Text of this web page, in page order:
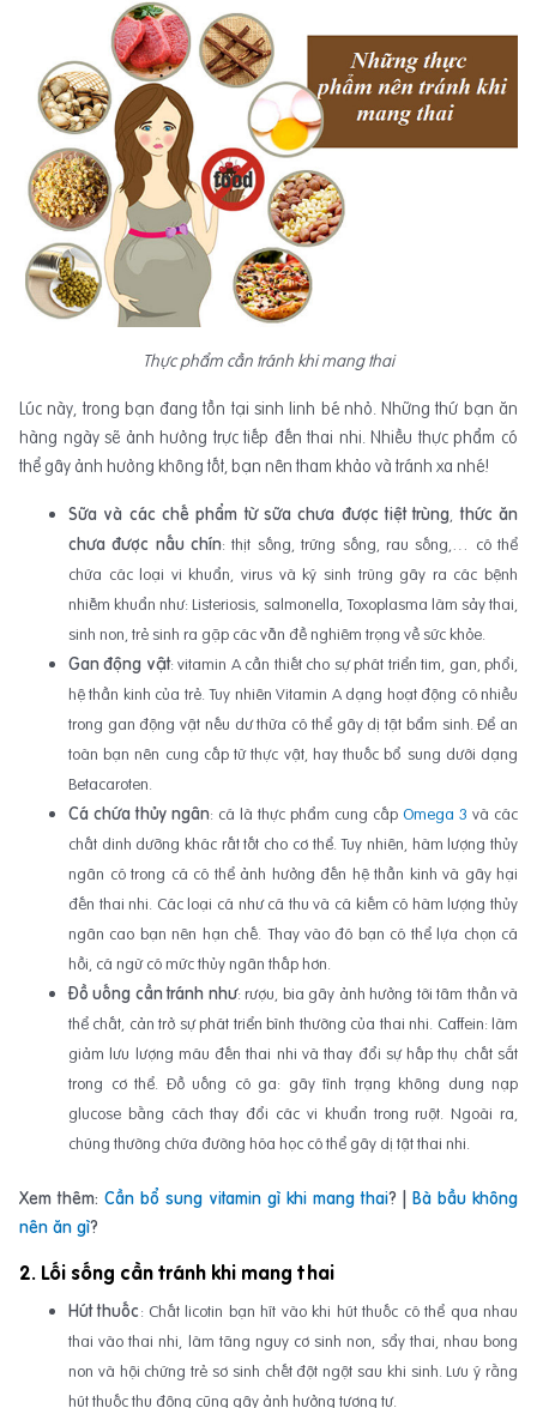
Thực phẩm cần tránh khi mang thai
Lúc này, trong bạn đang tồn tại sinh linh bé nhỏ. Những thứ bạn ăn
hàng ngày sẽ ảnh hưởng trực tiếp đến thai nhi. Nhiều thực phẩm có
thể gây ảnh hưởng không tốt, bạn nên tham khảo và tránh xa nhé!
Sữa và các chế phẩm từ sữa chưa được tiệt trùng,thức ăn
chưa được nấu chín: thịt sống, trứng sống, rau sống,… có thể
chứa các loại vi khuẩn, virus và ký sinh trùng gây ra các bệnh
nhiễm khuẩn như: Listeriosis, salmonella, Toxoplasma làm sảy thai,
sinh non, trẻ sinh ra gặp các vẫn đề nghiêm trọng về sức khỏe.
Gan động vật: vitamin A cần thiết cho sự phát triển tim, gan, phổi,
hệ thần kinh của trẻ. Tuy nhiên Vitamin A dạng hoạt động có nhiều
trong gan động vật nếu dư thừa có thể gây dị tật bẩm sinh. Để an
toàn bạn nên cung cấp từ thực vật, hay thuốc bổ sung dưới dạng
Betacaroten.
Cá chứa thủy ngân: cá là thực phẩm cung cấpOmega 3 và các
chất dinh dưỡng khác rất tốt cho cơ thể. Tuy nhiên, hàm lượng thủy
ngân có trong cá có thể ảnh hưởng đến hệ thần kinh và gây hại
đến thai nhi. Các loại cá như cá thu và cá kiếm có hàm lượng thủy
ngân cao bạn nên hạn chế. Thay vào đó bạn có thể lựa chọn cá
hồi, cá ngừ có mức thủy ngân thấp hơn.
Đồ uống cần tránh như: rượu, bia gây ảnh hưởng tới tâm thần và
thể chất, cản trở sự phát triển bình thường của thai nhi. Caffein: làm
giảm lưu lượng máu đến thai nhi và thay đổi sự hấp thụ chất sắt
trong cơ thể. Đồ uống có ga: gây tình trạng không dung nạp
glucose bằng cách thay đổi các vi khuẩn trong ruột. Ngoài ra,
chúng thường chứa đường hóa học có thể gây dị tật thai nhi.
Xem thêm: Cần bổ sung vitamin gì khi mang thai? | Bà bầu không
nên ăn gì?
2. Lối sống cần tránh khi mang thai
Hút thuốc: Chất licotin bạn hít vào khi hút thuốc có thể qua nhau
thai vào thai nhi, làm tăng nguy cơ sinh non, sẩy thai, nhau bong
non và hội chứng trẻ sơ sinh chết đột ngột sau khi sinh. Lưu ý rằng
hút thuốc thụ động cũng gây ảnh hưởng tương tự.